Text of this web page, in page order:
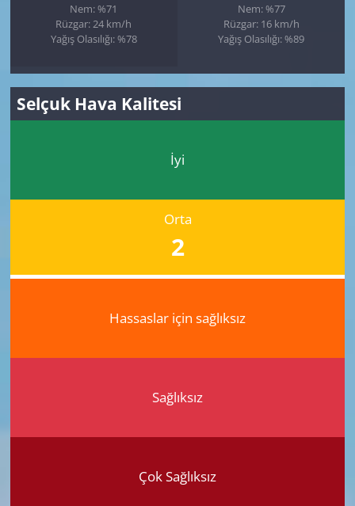
Nem: %71
Rüzgar: 24 km/h
Yağış Olasılığı: %78
Nem: %77
Rüzgar: 16 km/h
Yağış Olasılığı: %89
Selçuk Hava Kalitesi
İyi
Orta
2
Hassaslar için sağlıksız
Sağlıksız
Çok Sağlıksız